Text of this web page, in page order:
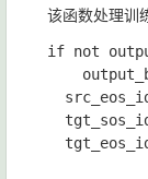
该函数处理训
if not